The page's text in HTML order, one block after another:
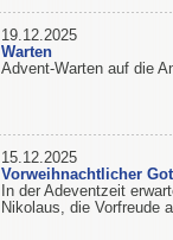
19.12.2025
Warten
Advent-Warten auf die
15.12.2025
Vorweihnachtlicher
In der Adeventzeit
Nikolaus, die Vorfreude